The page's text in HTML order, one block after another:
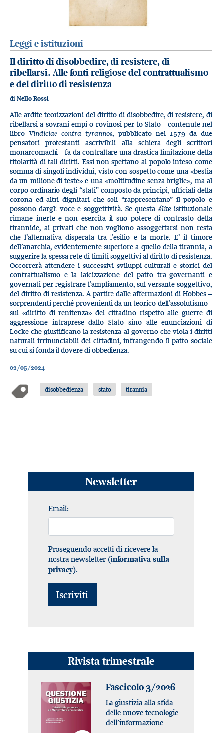
Leggi e istituzioni
Il diritto di disobbedire, di resistere, di
ribellarsi. Alle fonti religiose del contrattualismo
e del diritto di resistenza
di Nello Rossi
Alle ardite teorizzazioni del diritto di disobbedire, di resistere, di
ribellarsi a sovrani empi o rovinosi per lo Stato - contenute nel
libro Vindiciae contra tyrannos, pubblicato nel 1579 da due
pensatori protestanti ascrivibili alla schiera degli scrittori
monarcomachi - fa da contraltare una drastica limitazione della
titolarità di tali diritti. Essi non spettano al popolo inteso come
somma di singoli individui, visto con sospetto come una «bestia
da un milione di teste» e una «moltitudine senza briglie», ma al
corpo ordinario degli “stati” composto da principi, ufficiali della
corona ed altri dignitari che soli “rappresentano” il popolo e
possono dargli voce e soggettività. Se questa élite istituzionale
rimane inerte e non esercita il suo potere di contrasto della
tirannide, ai privati che non vogliono assoggettarsi non resta
che l’alternativa disperata tra l’esilio e la morte. E’ il timore
dell’anarchia, evidentemente superiore a quello della tirannia, a
suggerire la spessa rete di limiti soggettivi al diritto di resistenza.
Occorrerà attendere i successivi sviluppi culturali e storici del
contrattualismo e la laicizzazione del patto tra governanti e
governati per registrare l’ampliamento, sul versante soggettivo,
del diritto di resistenza. A partire dalle affermazioni di Hobbes –
sorprendenti perché provenienti da un teorico dell’assolutismo -
sul «diritto di renitenza» del cittadino rispetto alle guerre di
aggressione intraprese dallo Stato sino alle enunciazioni di
Locke che giustificano la resistenza al governo che viola i diritti
naturali irrinunciabili dei cittadini, infrangendo il patto sociale
su cui si fonda il dovere di obbedienza.
02/05/2024
disobbedienza stato tirannia
Newsletter
Email:
Proseguendo accetti di ricevere la
nostra newsletter (informativa sulla
privacy).
Rivista trimestrale
Fascicolo 3/2026
La giustizia alla sfida
delle nuove tecnologie
dell’informazione